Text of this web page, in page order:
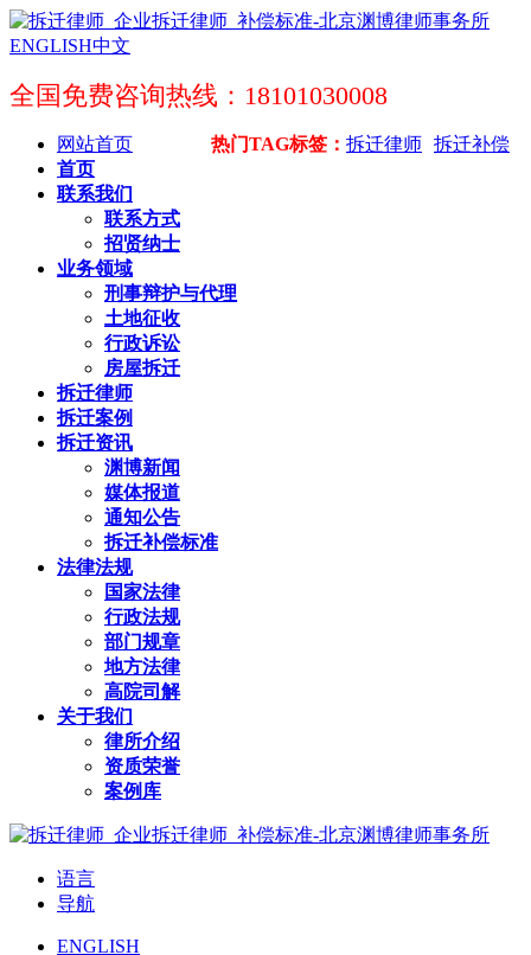
ENGLISH中文
全国免费咨询热线：18101030008
热门TAG标签： 拆迁补偿
拆迁律师
网站首页
首页
联系我们
联系方式
招贤纳士
业务领域
刑事辩护与代理
土地征收
行政诉讼
房屋拆迁
拆迁律师
拆迁案例
拆迁资讯
渊博新闻
媒体报道
通知公告
拆迁补偿标准
法律法规
国家法律
行政法规
部门规章
地方法律
高院司解
关于我们
律所介绍
资质荣誉
案例库
语言
导航
ENGLISH